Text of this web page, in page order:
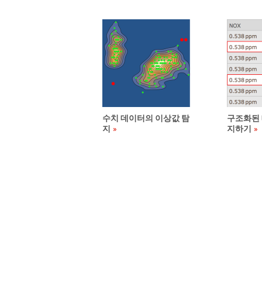
수치 데이터의 이상값 탐
지
구조화된
지하기